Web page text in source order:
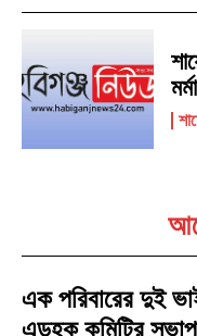
এক পরিবারের দুই
এডহক কমিটির